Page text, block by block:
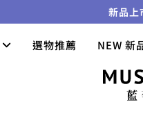
新品上
選物推薦 NEW 新